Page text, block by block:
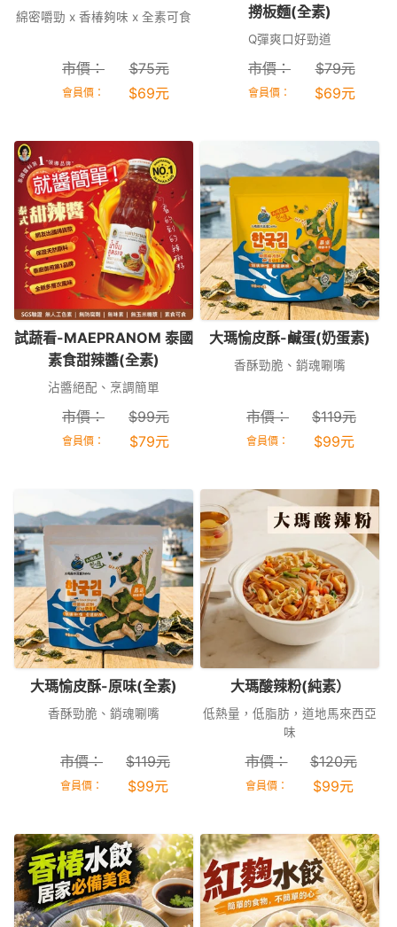
綿密嚼勁 x 香椿夠味 x 全素可食
市價： $75元
會員價： $69元
撈板麵(全素)
Q彈爽口好勁道
市價： $79元
會員價： $69元
試蔬看-MAEPRANOM 泰國
素食甜辣醬(全素)
沾醬絕配、烹調簡單
市價： $99元
會員價： $79元
大瑪愉皮酥-鹹蛋(奶蛋素)
香酥勁脆、銷魂唰嘴
市價： $119元
會員價： $99元
大瑪愉皮酥-原味(全素)
香酥勁脆、銷魂唰嘴
市價： $119元
會員價： $99元
大瑪酸辣粉(純素）
低熱量，低脂肪，道地馬來西亞
味
市價： $120元
會員價： $99元